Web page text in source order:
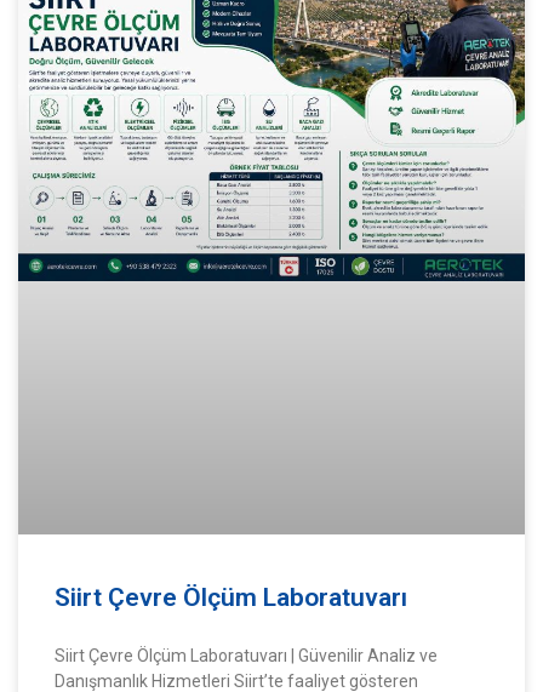
Siirt Çevre Ölçüm Laboratuvarı
Siirt Çevre Ölçüm Laboratuvarı | Güvenilir Analiz ve
Danışmanlık Hizmetleri Siirt’te faaliyet gösteren